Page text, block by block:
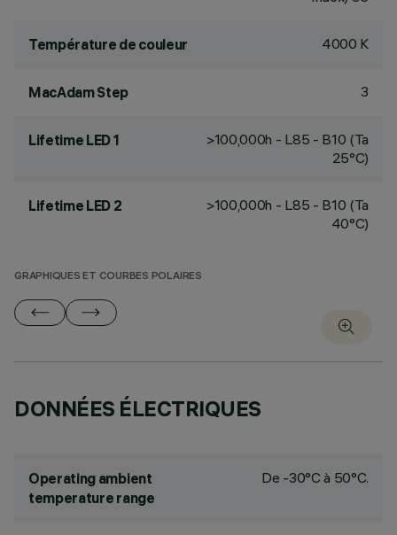
Température de couleur 4000 K
MacAdam Step 3
Lifetime LED 1
>100,000h - L85 - B10 (Ta
25°C)
Lifetime LED 2
>100,000h - L85 - B10 (Ta
40°C)
GRAPHIQUES ET COURBES POLAIRES
DONNÉES ÉLECTRIQUES
Operating ambient
temperature range
De -30°C à 50°C.